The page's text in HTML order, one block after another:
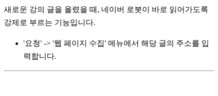
새로운 강의 글을 올렸을 때, 네이버 로봇이 바로 읽어가도록
강제로 부르는 기능입니다.
'요청' -> '웹 페이지 수집' 메뉴에서 해당 글의 주소를 입
력합니다.